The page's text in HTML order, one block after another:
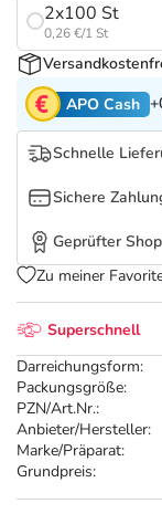
Superschnell
Darreichungsform:
Packungsgröße:
PZN/Art.Nr.:
Anbieter/Hersteller:
Marke/Präparat:
Grundpreis:
2x100 St
0,26 €/1 St
APO Cash
Schnelle
Sichere
Geprüfter Shop
Zu meiner